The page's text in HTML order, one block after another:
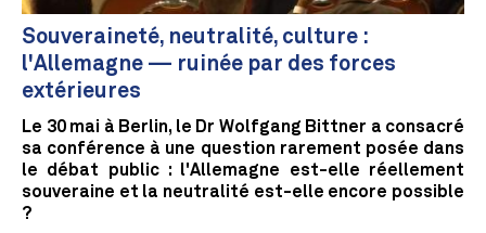
Souveraineté, neutralité, culture :
l'Allemagne — ruinée par des forces
extérieures
Le 30 mai à Berlin, le Dr Wolfgang Bittner a consacré
sa conférence à une question rarement posée dans
le débat public : l'Allemagne est-elle réellement
souveraine et la neutralité est-elle encore possible
?